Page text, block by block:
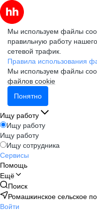
Мы используем файлы
правильную работу
сетевой трафик.
Правила использования
Мы используем файлы
файлов cookie
Понятно
Ищу работу
Ищу работу
Ищу работу
Ищу сотрудника
Сервисы
Помощь
Ещё
Поиск
Ромашкинское сельское
Войти